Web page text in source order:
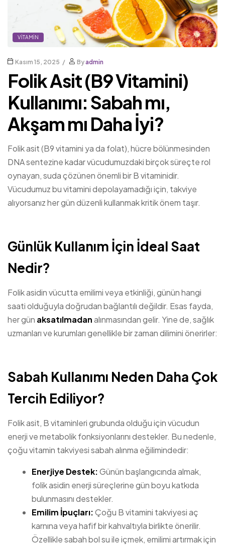
VITAMIN
Kasım 15, 2025 Byadmin
Folik Asit (B9 Vitamini)
Kullanımı: Sabah mı,
Akşam mı Daha İyi?
Folik asit (B9 vitamini ya da folat), hücre bölünmesinden
DNA sentezine kadar vücudumuzdaki birçok süreçte rol
oynayan, suda çözünen önemli bir B vitaminidir.
Vücudumuz bu vitamini depolayamadığı için, takviye
alıyorsanız her gün düzenli kullanmak kritik önem taşır.
Günlük Kullanım İçin İdeal Saat
Nedir?
Folik asidin vücutta emilimi veya etkinliği, günün hangi
saati olduğuyla doğrudan bağlantılı değildir. Esas fayda,
her gün aksatılmadanalınmasından gelir. Yine de, sağlık
uzmanları ve kurumları genellikle bir zaman dilimini önerirler:
Sabah Kullanımı Neden Daha Çok
Tercih Ediliyor?
Folik asit, B vitaminleri grubunda olduğu için vücudun
enerji ve metabolik fonksiyonlarını destekler. Bu nedenle,
çoğu vitamin takviyesi sabah alınma eğilimindedir:
Enerjiye Destek:Günün başlangıcında almak,
folik asidin enerji süreçlerine gün boyu katkıda
bulunmasını destekler.
Emilim İpuçları:Çoğu B vitamini takviyesi aç
karnına veya hafif bir kahvaltıyla birlikte önerilir.
Özellikle sabah bol su ile içmek, emilimi artırmak için